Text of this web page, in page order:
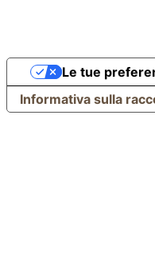
Informativa sulla
Le tue